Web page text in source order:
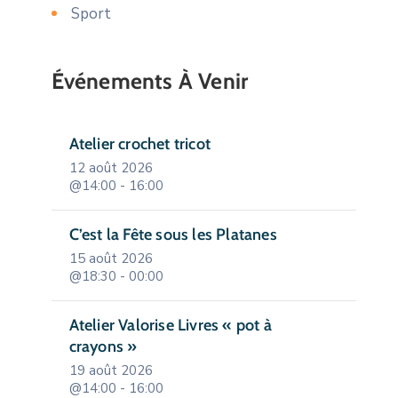
Sport
Événements À Venir
Atelier crochet tricot
12 août 2026
@14:00 - 16:00
C’est la Fête sous les Platanes
15 août 2026
@18:30 - 00:00
Atelier Valorise Livres « pot à
crayons »
19 août 2026
@14:00 - 16:00